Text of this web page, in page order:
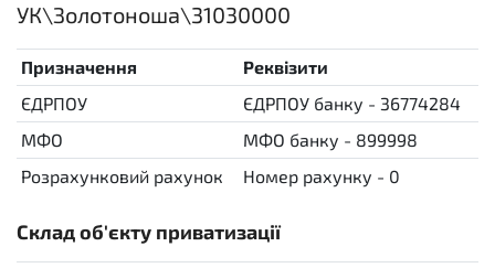
УК\Золотоноша\31030000
Призначення
Реквізити
ЄДРПОУ
ЄДРПОУ банку - 36774284
МФО
МФО банку - 899998
Розрахунковий рахунок
Номер рахунку - 0
Склад об'єкту приватизації